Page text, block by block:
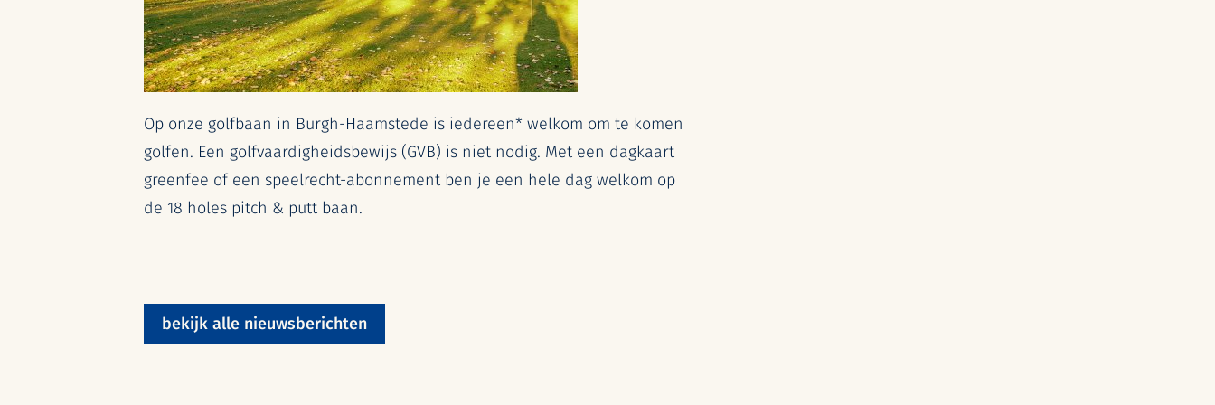
Op onze golfbaan in Burgh-Haamstede is iedereen* welkom om te komen
golfen. Een golfvaardigheidsbewijs (GVB) is niet nodig. Met een dagkaart
greenfee of een speelrecht-abonnement ben je een hele dag welkom op
de 18 holes pitch & putt baan.
bekijk alle nieuwsberichten